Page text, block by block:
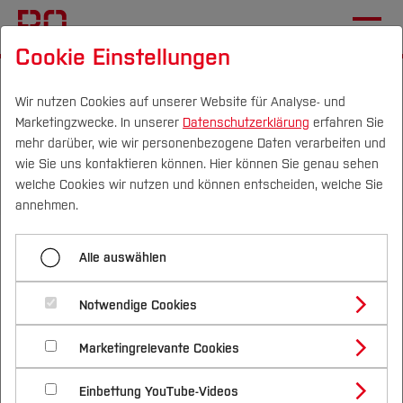
Campus Personen DE|EN Quicklinks
Studium
Studienangebote
Bachelorstudiengänge
Masterstudiengänge
Vor dem Studium
Bewerben & Einschreiben
Bewerbungsportal
Im Studium
Studienbüros und Prüfungen
Nach dem Studium
Forschung & Transfer
Profil
Forschungs- und Transferprofil
Schwerpunkte (FuT)
Beratung & Förderung
Nachhaltigkeit
Nachhaltigkeit studieren
International
Mehr Professorinnen
Karriereweg Professur
Menü aufklappen
Karriereweg Professur
Professorinnenprogramm 2030
Karriereweg Professur – an
der Hochschule Bochum
Sie sind Wissenschaftlerin und denken über eine
Professur an einer Hochschule für Angewandte
Cookie Einstellungen
Wir nutzen Cookies auf unserer Website für Analyse- und
Marketingzwecke. In unserer Datenschutzerklärung erfahren Sie
mehr darüber, wie wir personenbezogene Daten verarbeiten und
wie Sie uns kontaktieren können. Hier können Sie genau sehen
welche Cookies wir nutzen und können entscheiden, welche Sie
annehmen.
Alle auswählen
Notwendige Cookies
Marketingrelevante Cookies
Einbettung YouTube-Videos